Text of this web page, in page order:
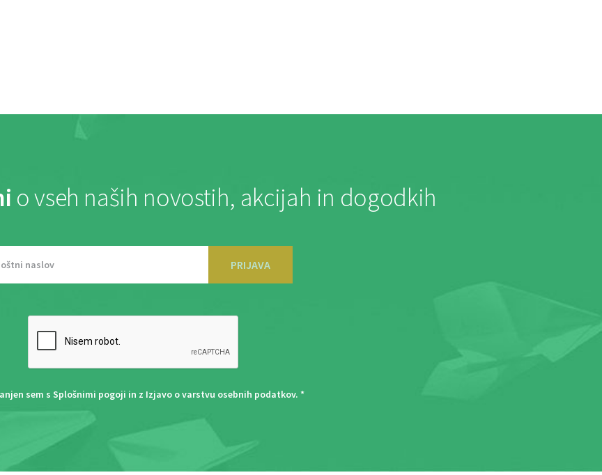
o vseh naših novostih, akcijah in dogodkih
PRIJAVA
sem s Splošnimi pogoji in z Izjavo o varstvu osebnih podatkov. *